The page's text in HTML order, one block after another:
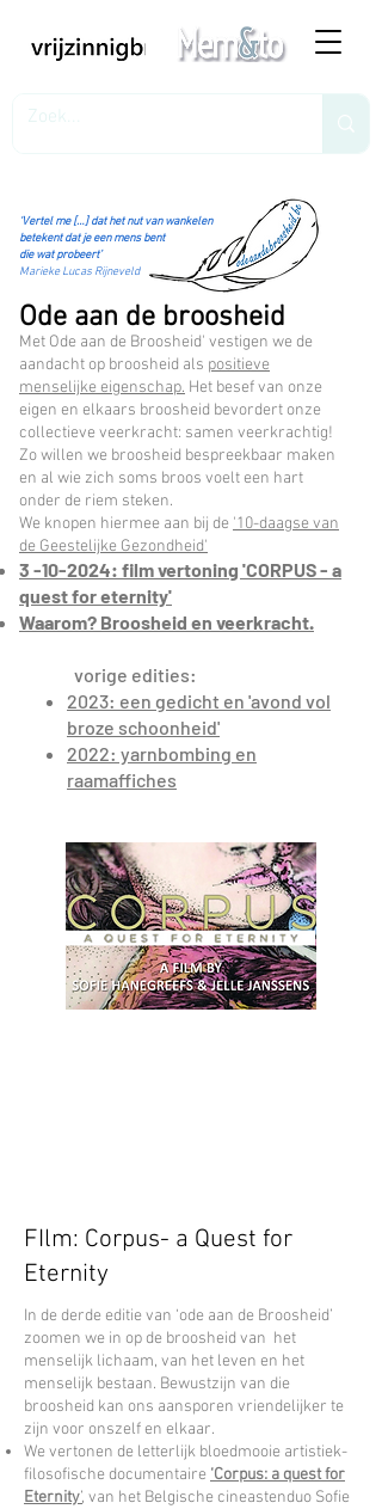
‘Vertel me […] dat het nut van wankelen
betekent dat je een mens bent
die wat probeert’
Marieke Lucas Rijneveld
Ode aan de broosheid
Met Ode aan de Broosheid' vestigen we de
aandacht op broosheid als positieve
menselijke eigenschap. Het besef van onze
eigen en elkaars broosheid bevordert onze
collectieve veerkracht: samen veerkrachtig!
Zo willen we broosheid bespreekbaar maken
en al wie zich soms broos voelt een hart
onder de riem steken.
We knopen hiermee aan bij de '10-daagse van
de Geestelijke Gezondheid'
3 -10-2024: film vertoning 'CORPUS - a
quest for eternity'
Waarom? Broosheid en veerkracht.
vorige edities:
2023: een gedicht en 'avond vol
broze schoonheid'
2022: yarnbombing en
raamaffiches
FIlm: Corpus- a Quest for
Eternity
In de derde editie van ‘ode aan de Broosheid’
zoomen we in op de broosheid van het
menselijk lichaam, van het leven en het
menselijk bestaan. Bewustzijn van die
broosheid kan ons aansporen vriendelijker te
zijn voor onszelf en elkaar.
We vertonen de letterlijk bloedmooie artistiek-
filosofische documentaire ‘Corpus: a quest for
Eternity’, van het Belgische cineastenduo Sofie